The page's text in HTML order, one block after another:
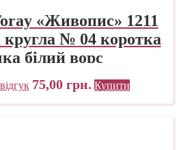
«Живопис» 1211
№ 04 коротка
білий ворс
75,00 грн. Купити